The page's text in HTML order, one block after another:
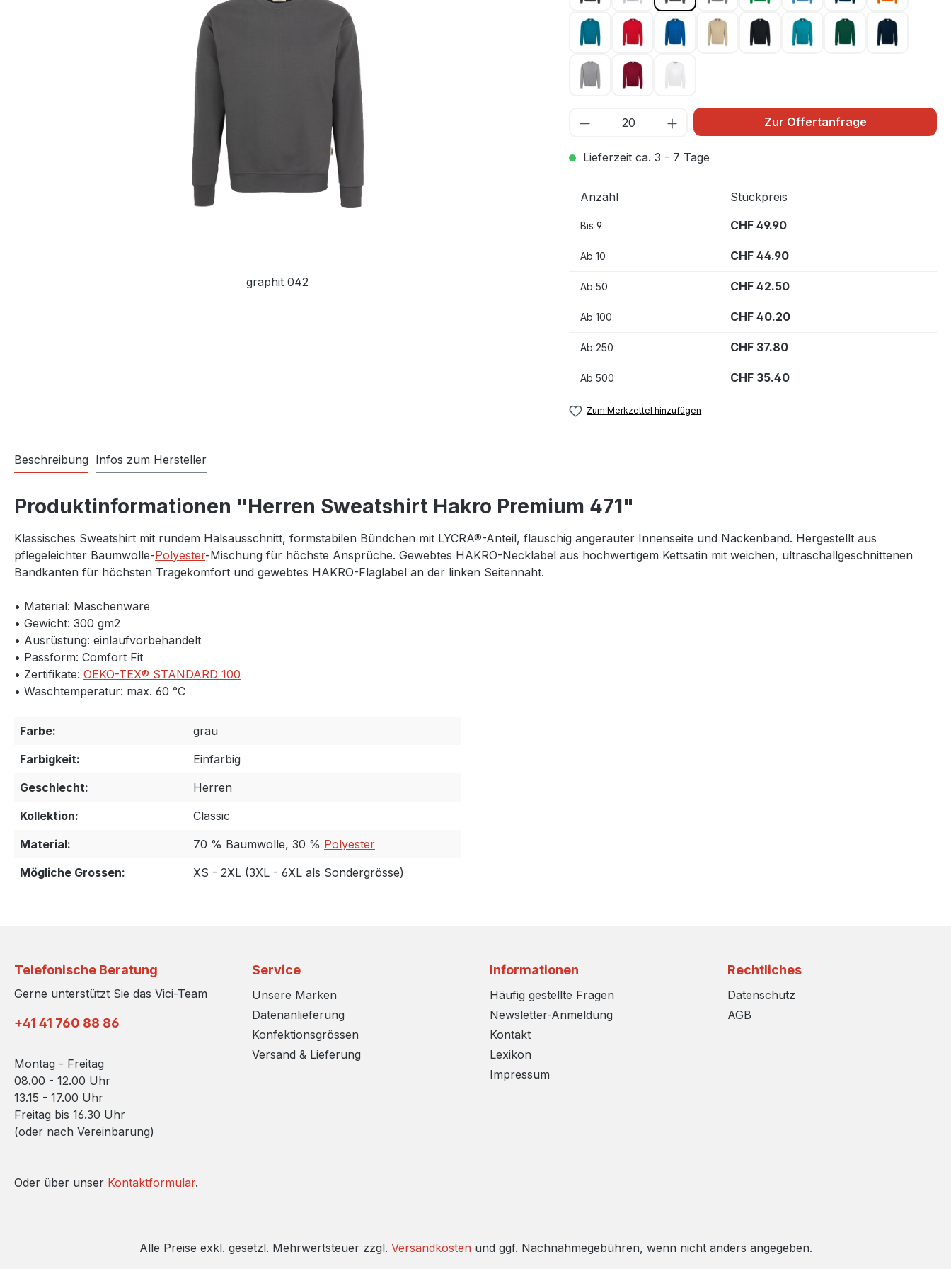
graphit 042
petrol 046rot 002 royalblau 010sand 007schwarz 005smaragd 012tanne 072tinte 034
titan 043weinrot 017weiß 001
Zur Offertanfrage
Lieferzeit ca. 3 - 7 Tage
Anzahl Stückpreis
Bis 9 CHF 49.90
Ab 10 CHF 44.90
Ab 50 CHF 42.50
Ab 100 CHF 40.20
Ab 250 CHF 37.80
Ab 500 CHF 35.40
Zum Merkzettel hinzufügen
Beschreibung Infos zum Hersteller
Produktinformationen "Herren Sweatshirt Hakro Premium 471"
Klassisches Sweatshirt mit rundem Halsausschnitt, formstabilen Bündchen mit LYCRA®-Anteil, flauschig angerauter Innenseite und Nackenband. Hergestellt aus
pflegeleichter Baumwolle-Polyester-Mischung für höchste Ansprüche. Gewebtes HAKRO-Necklabel aus hochwertigem Kettsatin mit weichen, ultraschallgeschnittenen
Bandkanten für höchsten Tragekomfort und gewebtes HAKRO-Flaglabel an der linken Seitennaht.
• Material: Maschenware
• Gewicht: 300 gm2
• Ausrüstung: einlaufvorbehandelt
• Passform: Comfort Fit
• Zertifikate: OEKO-TEX® STANDARD 100
• Waschtemperatur: max. 60 °C
Farbe:
grau
Farbigkeit:
Einfarbig
Geschlecht:
Herren
Kollektion:
Classic
Material:
70 % Baumwolle, 30 % Polyester
Mögliche Grossen:
XS - 2XL (3XL - 6XL als Sondergrösse)
Telefonische Beratung
Gerne unterstützt Sie das Vici-Team
+41 41 760 88 86
Montag - Freitag
08.00 - 12.00 Uhr
13.15 - 17.00 Uhr
Freitag bis 16.30 Uhr
(oder nach Vereinbarung)
Oder über unser Kontaktformular.
Service
Unsere Marken
Datenanlieferung
Konfektionsgrössen
Versand & Lieferung
Informationen
Häufig gestellte Fragen
Newsletter-Anmeldung
Kontakt
Lexikon
Impressum
Rechtliches
Datenschutz
AGB
Alle Preise exkl. gesetzl. Mehrwertsteuer zzgl. Versandkosten und ggf. Nachnahmegebühren, wenn nicht anders angegeben.